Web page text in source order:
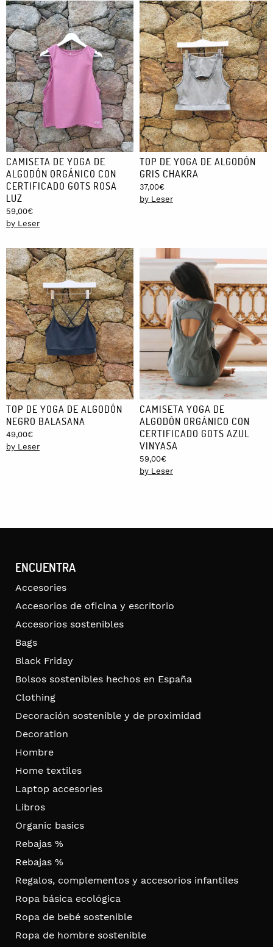
CAMISETA DE YOGA DE
ALGODÓN ORGÁNICO CON
CERTIFICADO GOTS ROSA
LUZ
59,00€
by Leser
TOP DE YOGA DE ALGODÓN
GRIS CHAKRA
37,00€
by Leser
TOP DE YOGA DE ALGODÓN
NEGRO BALASANA
49,00€
by Leser
CAMISETA YOGA DE
ALGODÓN ORGÁNICO CON
CERTIFICADO GOTS AZUL
VINYASA
59,00€
by Leser
ENCUENTRA
Accesories
Accesorios de oficina y escritorio
Accesorios sostenibles
Bags
Black Friday
Bolsos sostenibles hechos en España
Clothing
Decoración sostenible y de proximidad
Decoration
Hombre
Home textiles
Laptop accesories
Libros
Organic basics
Rebajas %
Rebajas %
Regalos, complementos y accesorios infantiles
Ropa básica ecológica
Ropa de bebé sostenible
Ropa de hombre sostenible